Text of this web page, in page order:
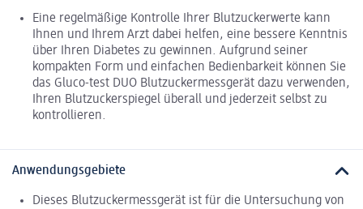
Eine regelmäßige Kontrolle Ihrer Blutzuckerwerte kann
Ihnen und Ihrem Arzt dabei helfen, eine bessere Kenntnis
über Ihren Diabetes zu gewinnen. Aufgrund seiner
kompakten Form und einfachen Bedienbarkeit können Sie
das Gluco-test DUO Blutzuckermessgerät dazu verwenden,
Ihren Blutzuckerspiegel überall und jederzeit selbst zu
kontrollieren.
Anwendungsgebiete
Dieses Blutzuckermessgerät ist für die Untersuchung von